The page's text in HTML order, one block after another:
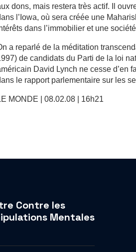
dons, mais restera très actif. Il
l’Iowa, où sera créée une
dans l’immobilier et une
a reparlé de la méditation
de candidats du Parti de la loi
David Lynch ne cesse d’en
le rapport parlementaire sur les
MONDE | 08.02.08 | 16h21
Contre les
Mentales